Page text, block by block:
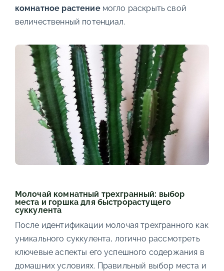
комнатное растениемогло раскрыть свой
величественный потенциал.
Молочай комнатный трехгранный: выбор
места и горшка для быстрорастущего
суккулента
После идентификации молочая трехгранного как
уникального суккулента, логично рассмотреть
ключевые аспекты его успешного содержания в
домашних условиях. Правильный выбор места и